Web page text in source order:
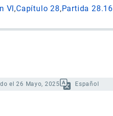
VI Capítulo 28 Partida 28.16
el 26 Mayo, 2025 Español